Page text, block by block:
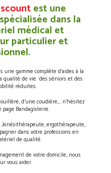
est une
dans la
médical et
particulier et
gamme complète d’aides à la
qualité de vie des séniors et des
réduites.
d’une coudière,… n’hésitez
Bandagisterie.
ergothérapeute,
dans votre professions en
de qualité.
de votre domicile, nous
vous aider.